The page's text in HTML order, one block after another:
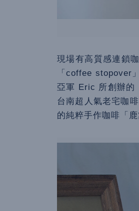
現場有高質感連鎖
「coffee stopover
亞軍 Eric 所創辦的
台南超人氣老宅咖
的純粹手作咖啡「鹿